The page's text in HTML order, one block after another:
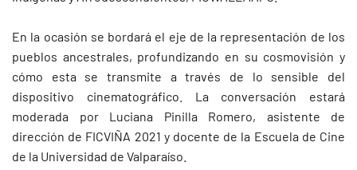
En la ocasión se bordará el eje de la representación de los
pueblos ancestrales, profundizando en su cosmovisión y
cómo esta se transmite a través de lo sensible del
dispositivo cinematográfico. La conversación estará
moderada por Luciana Pinilla Romero, asistente de
dirección de FICVIÑA 2021 y docente de la Escuela de Cine
de la Universidad de Valparaíso.